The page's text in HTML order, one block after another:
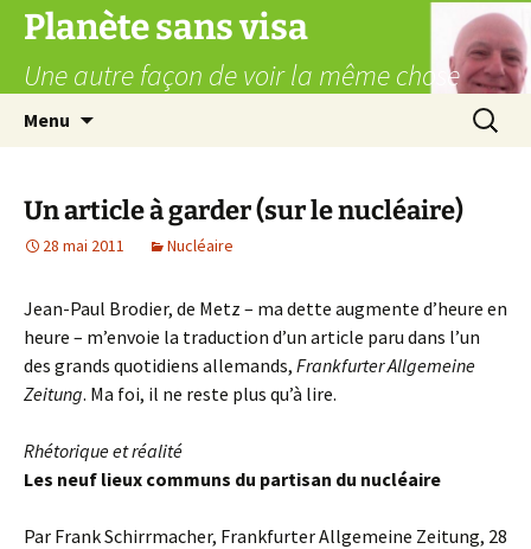
Aller
contenu
Planète sans visa
Une autre façon de voir la même chose
Menu
Un article à garder (sur le nucléaire)
28 mai 2011 Nucléaire
Jean-Paul Brodier, de Metz – ma dette augmente d’heure en
heure – m’envoie la traduction d’un article paru dans l’un
des grands quotidiens allemands, Frankfurter Allgemeine
Zeitung. Ma foi, il ne reste plus qu’à lire.
Rhétorique et réalité
Les neuf lieux communs du partisan du nucléaire
Par Frank Schirrmacher, Frankfurter Allgemeine Zeitung, 28